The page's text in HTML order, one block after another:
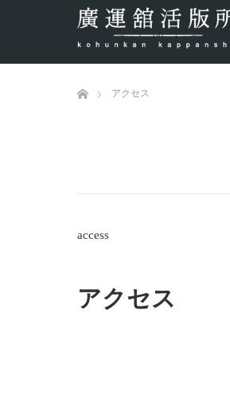
アクセス
access
アクセス